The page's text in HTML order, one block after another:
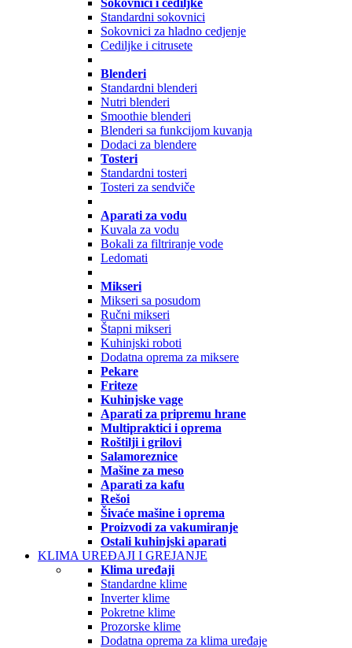
Sokovnici i cediljke
Standardni sokovnici
Sokovnici za hladno cedjenje
Cediljke i citrusete
Blenderi
Standardni blenderi
Nutri blenderi
Smoothie blenderi
Blenderi sa funkcijom kuvanja
Dodaci za blendere
Tosteri
Standardni tosteri
Tosteri za sendviče
Aparati za vodu
Kuvala za vodu
Bokali za filtriranje vode
Ledomati
Mikseri
Mikseri sa posudom
Ručni mikseri
Štapni mikseri
Kuhinjski roboti
Dodatna oprema za miksere
Pekare
Friteze
Kuhinjske vage
Aparati za pripremu hrane
Multipraktici i oprema
Roštilji i grilovi
Salamoreznice
Mašine za meso
Aparati za kafu
Rešoi
Šivaće mašine i oprema
Proizvodi za vakumiranje
Ostali kuhinjski aparati
KLIMA UREĐAJI I GREJANJE
Klima uređaji
Standardne klime
Inverter klime
Pokretne klime
Prozorske klime
Dodatna oprema za klima uređaje